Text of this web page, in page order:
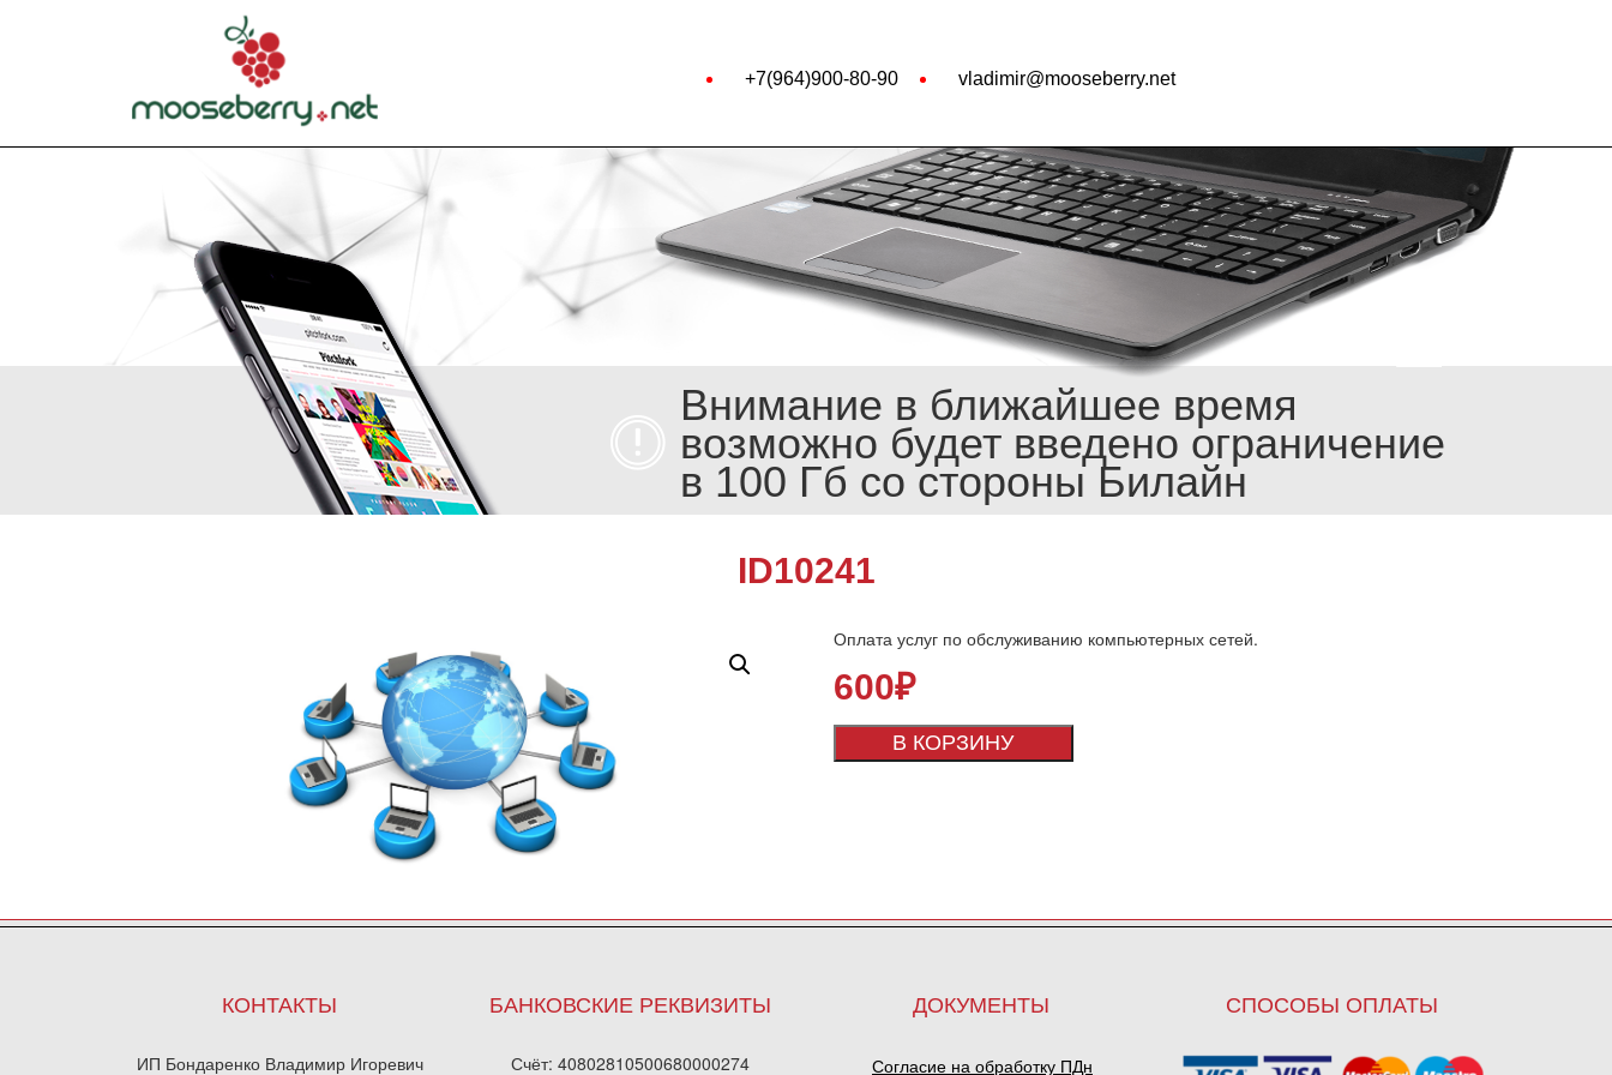
+7(964)900-80-90 vladimir@mooseberry.net
Внимание в ближайшее время
возможно будет введено ограничение
в 100 Гб со стороны Билайн
ID10241
Оплата услуг по обслуживанию компьютерных сетей.
600₽
В КОРЗИНУ
КОНТАКТЫ
ИП Бондаренко Владимир Игоревич
БАНКОВСКИЕ РЕКВИЗИТЫ
Счёт: 40802810500680000274
ДОКУМЕНТЫ
Согласие на обработку ПДн
СПОСОБЫ ОПЛАТЫ